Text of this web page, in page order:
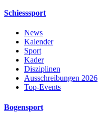
Schiesssport
News
Kalender
Sport
Kader
Disziplinen
Ausschreibungen 2026
Top-Events
Bogensport